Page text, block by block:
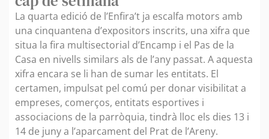
La quarta edició de l’Enfira’t ja escalfa motors amb
una cinquantena d’expositors inscrits, una xifra que
situa la fira multisectorial d’Encamp i el Pas de la
Casa en nivells similars als de l’any passat. A aquesta
xifra encara se li han de sumar les entitats. El
certamen, impulsat pel comú per donar visibilitat a
empreses, comerços, entitats esportives i
associacions de la parròquia, tindrà lloc els dies 13 i
14 de juny a l’aparcament del Prat de l’Areny.